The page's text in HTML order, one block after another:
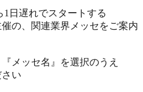
日遅れでスタートする
の、関連業界メッセをご案内
メッセ名』を選択のうえ
い